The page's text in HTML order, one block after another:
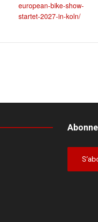
european-bike-show-
startet-2027-in-koln/